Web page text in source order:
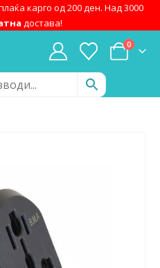
карго од 200 ден. Над 3000
достава!
0